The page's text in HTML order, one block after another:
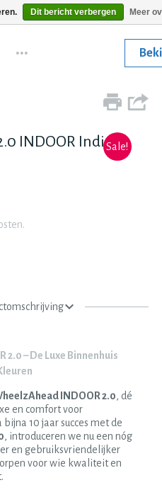
...
Sale!
INDOOR Indigo
2.0 – De Luxe Binnenhuis
INDOOR 2.0, dé
en comfort voor
10 jaar succes met de
, introduceren we nu een nóg
en gebruiksvriendelijker
voor wie kwaliteit en
Dit bericht verbergen Meer